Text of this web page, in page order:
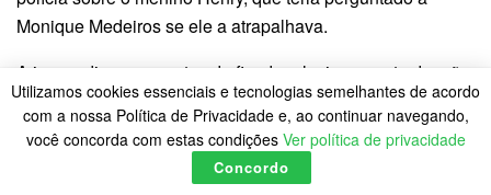
Monique Medeiros se ele a atrapalhava.
A jovem disse que antes do fim do relacionamento da mãe
desenvolveu sentimento de medo de Jairinho. “Sempre
que via o carro dele chegando, eu corria e vomitava”.
A estudante disse que só contou sobre a violência para a
Utilizamos cookies essenciais e tecnologias semelhantes de acordo
com a nossa Política de Privacidade e, ao continuar navegando,
você concorda com estas condições Ver política de privacidade
Concordo